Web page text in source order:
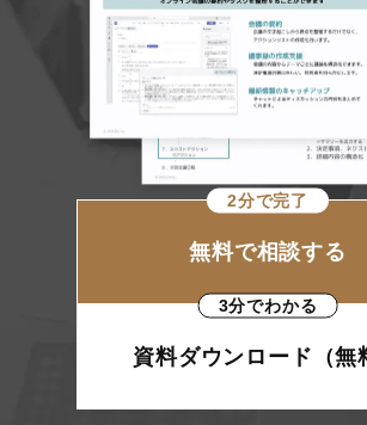
2分で完了
無料で相談する
3分でわかる
資料ダウンロード（無